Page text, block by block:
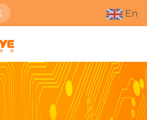
En
Faigh Uathbhreithniú